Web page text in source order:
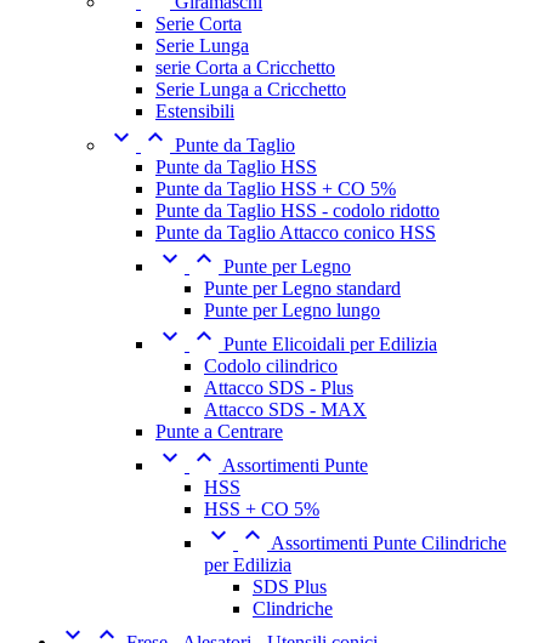
Serie Corta
Serie Lunga
serie Corta a Cricchetto
Serie Lunga a Cricchetto
Estensibili
  Punte da Taglio
Punte da Taglio HSS
Punte da Taglio HSS + CO 5%
Punte da Taglio HSS - codolo ridotto
Punte da Taglio Attacco conico HSS
  Punte per Legno
Punte per Legno standard
Punte per Legno lungo
  Punte Elicoidali per Edilizia
Codolo cilindrico
Attacco SDS - Plus
Attacco SDS - MAX
Punte a Centrare
  Assortimenti Punte
HSS
HSS + CO 5%
  Assortimenti Punte Cilindriche
per Edilizia
SDS Plus
Clindriche
 